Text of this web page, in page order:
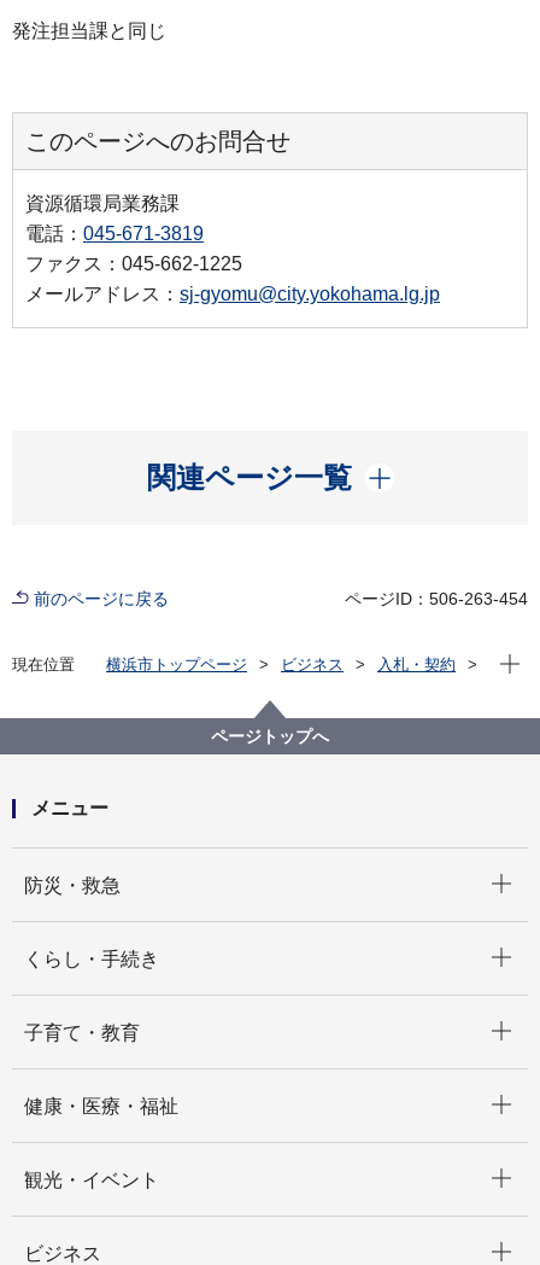
発注担当課と同じ
このページへのお問合せ
資源循環局業務課
電話： 045-671-3819
ファクス：045-662-1225
メールアドレス： sj-gyomu@city.yokohama.lg.jp
関連ページ一覧
開く
前のページに戻る ページID：506-263-454
現在位置 横浜市トップページ ビジネス
入札・契約
【入札結果掲載】栄ストックヤード内粗大金属類等仕
分け等業務委託
現在
ページトップへ
メニュー
防災・救急
くらし・手続き
子育て・教育
健康・医療・福祉
観光・イベント
ビジネス